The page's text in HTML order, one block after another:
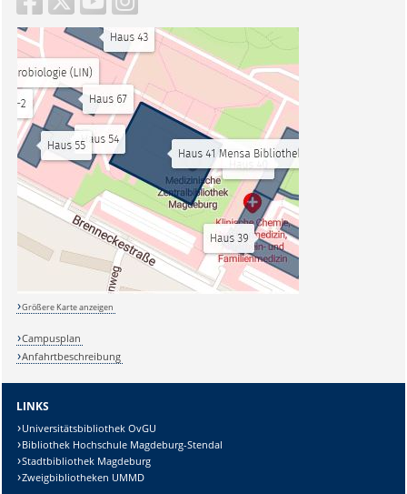
Größere Karte anzeigen
Campusplan
Anfahrtbeschreibung
LINKS
Universitätsbibliothek OvGU
Bibliothek Hochschule Magdeburg-Stendal
Stadtbibliothek Magdeburg
Zweigbibliotheken UMMD